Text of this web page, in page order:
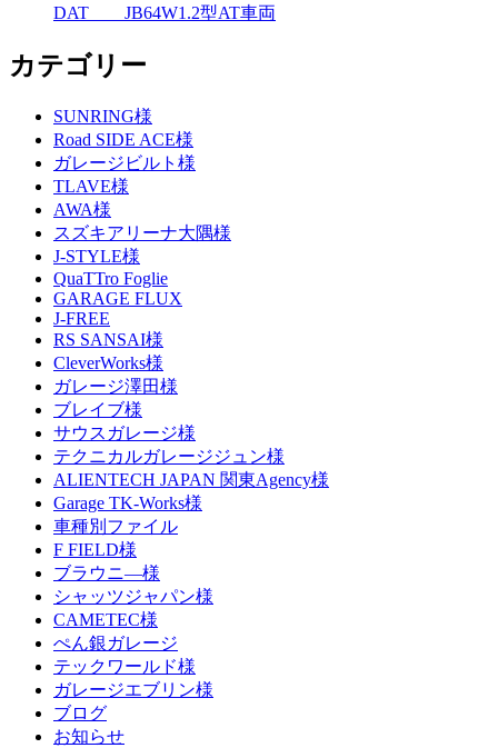
DAT JB64W1.2型AT車両
カテゴリー
SUNRING様
Road SIDE ACE様
ガレージビルト様
TLAVE様
AWA様
スズキアリーナ大隅様
J-STYLE様
QuaTTro Foglie
GARAGE FLUX
J-FREE
RS SANSAI様
CleverWorks様
ガレージ澤田様
ブレイブ様
サウスガレージ様
テクニカルガレージジュン様
ALIENTECH JAPAN 関東Agency様
Garage TK-Works様
車種別ファイル
F FIELD様
ブラウニ―様
シャッツジャパン様
CAMETEC様
ぺん銀ガレージ
テックワールド様
ガレージエブリン様
ブログ
お知らせ